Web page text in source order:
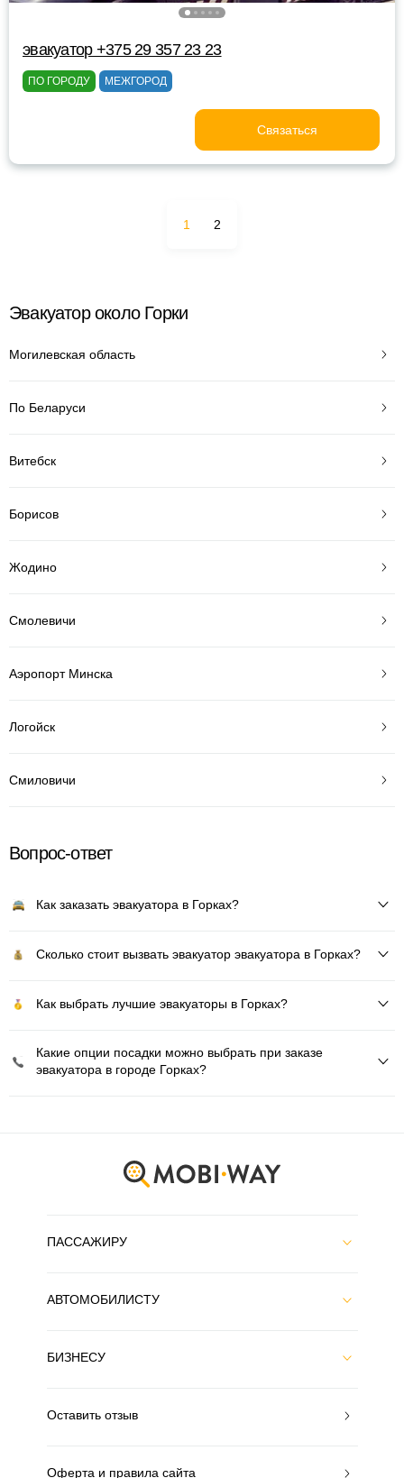
эвакуатор +375 29 357 23 23
ПО ГОРОДУ МЕЖГОРОД
Связаться
1 2
Эвакуатор около Горки
Могилевская область
По Беларуси
Витебск
Борисов
Жодино
Смолевичи
Аэропорт Минска
Логойск
Смиловичи
Вопрос-ответ
Как заказать эвакуатора в Горках?
Сколько стоит вызвать эвакуатор эвакуатора в Горках?
Как выбрать лучшие эвакуаторы в Горках?
Какие опции посадки можно выбрать при заказе
эвакуатора в городе Горках?
ПАССАЖИРУ
АВТОМОБИЛИСТУ
БИЗНЕСУ
Оставить отзыв
Оферта и правила сайта